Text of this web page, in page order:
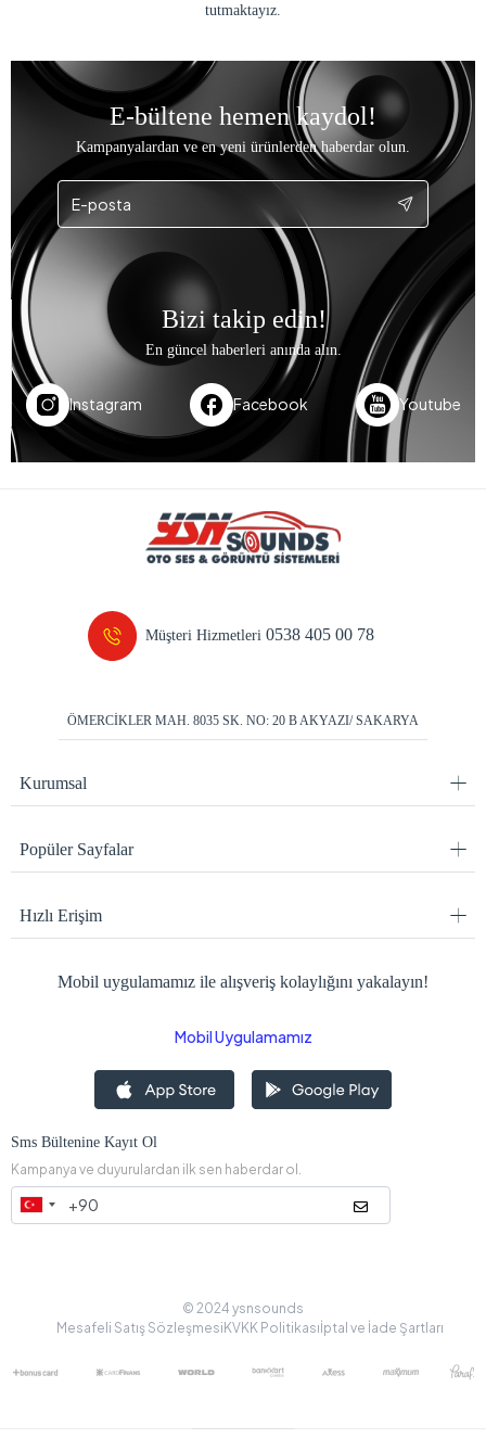
tutmaktayız.
E-bültene hemen kaydol!
Kampanyalardan ve en yeni ürünlerden haberdar olun.
Bizi takip edin!
En güncel haberleri anında alın.
Instagram Facebook Youtube
Müşteri Hizmetleri0538 405 00 78
ÖMERCİKLER MAH. 8035 SK. NO: 20 B AKYAZI/ SAKARYA
Kurumsal
Popüler Sayfalar
Hızlı Erişim
Mobil uygulamamız ile alışveriş kolaylığını yakalayın!
Mobil Uygulamamız
Sms Bültenine Kayıt Ol
Kampanya ve duyurulardan ilk sen haberdar ol.
© 2024 ysnsounds
Mesafeli Satış Sözleşmesi KVKK Politikasıİptal ve İade Şartları